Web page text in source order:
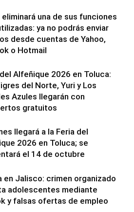
eliminará una de sus funciones
ya no podrás enviar
desde cuentas de Yahoo,
o Hotmail
Alfeñique 2026 en Toluca:
del Norte, Yuri y Los
Azules llegarán con
gratuitos
llegará a la Feria del
2026 en Toluca; se
el 14 de octubre
en Jalisco: crimen organizado
adolescentes mediante
y falsas ofertas de empleo